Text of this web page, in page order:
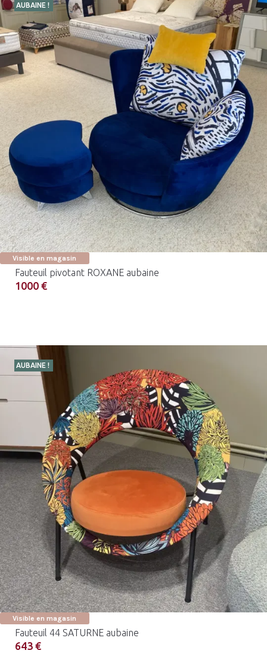
AUBAINE !
Visible en magasin
Fauteuil pivotant ROXANE aubaine
1000 €
AUBAINE !
Visible en magasin
Fauteuil 44 SATURNE aubaine
643 €